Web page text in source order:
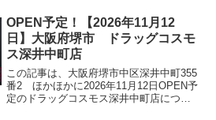
OPEN予定！【2026年11月12
日】大阪府堺市 ドラッグコスモ
ス深井中町店
この記事は、大阪府堺市中区深井中町355
番2 ほかほかに2026年11月12日OPEN予
定のドラッグコスモス深井中町店につい